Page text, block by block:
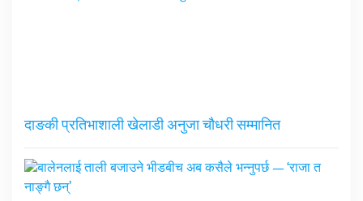
दाङकी प्रतिभाशाली खेलाडी अनुजा चौधरी सम्मानित